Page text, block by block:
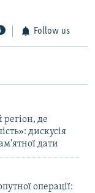
Follow us
де
дискусія
дати
операції: